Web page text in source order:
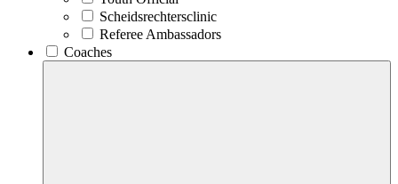
Scheidsrechtersclinic
Referee Ambassadors
Coaches